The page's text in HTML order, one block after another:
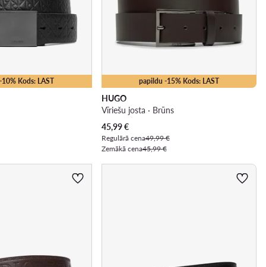
Kods: LAST papildu -15% Kods: LAST
HUGO
Vīriešu josta · Brūns
Pašreizējā cena
45,99€
Regulārā cena49,99 €
Zemākā cena45,99 €